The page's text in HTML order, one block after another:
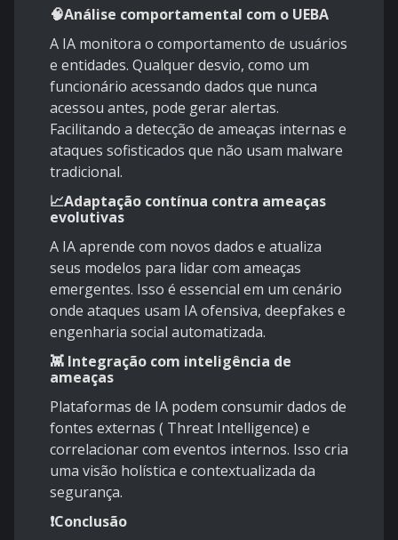
🧠Análise comportamental com o UEBA
A IA monitora o comportamento de usuários
e entidades. Qualquer desvio, como um
funcionário acessando dados que nunca
acessou antes, pode gerar alertas.
Facilitando a detecção de ameaças internas e
ataques sofisticados que não usam malware
tradicional.
📈Adaptação contínua contra ameaças
evolutivas
A IA aprende com novos dados e atualiza
seus modelos para lidar com ameaças
emergentes. Isso é essencial em um cenário
onde ataques usam IA ofensiva, deepfakes e
engenharia social automatizada.
👾 Integração com inteligência de
ameaças
Plataformas de IA podem consumir dados de
fontes externas ( Threat Intelligence) e
correlacionar com eventos internos. Isso cria
uma visão holística e contextualizada da
segurança.
❗Conclusão